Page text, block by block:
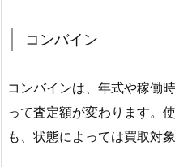
コンバイン
コンバインは、年式や稼働
って査定額が変わります。
も、状態によっては買取対